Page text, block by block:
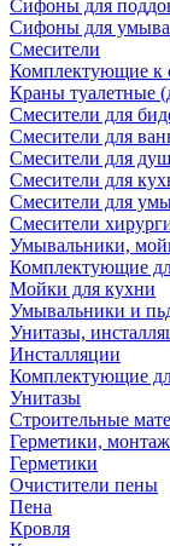
Сифоны для
Сифоны для
Смесители
Комплектующие к
Краны туалетные
Смесители для
Смесители для
Смесители для
Смесители для
Смесители для
Смесители
Умывальники,
Комплектующие
Мойки для кухни
Умывальники и
Унитазы,
Инсталляции
Комплектующие
Унитазы
Строительные
Герметики,
Герметики
Очистители пены
Пена
Кровля